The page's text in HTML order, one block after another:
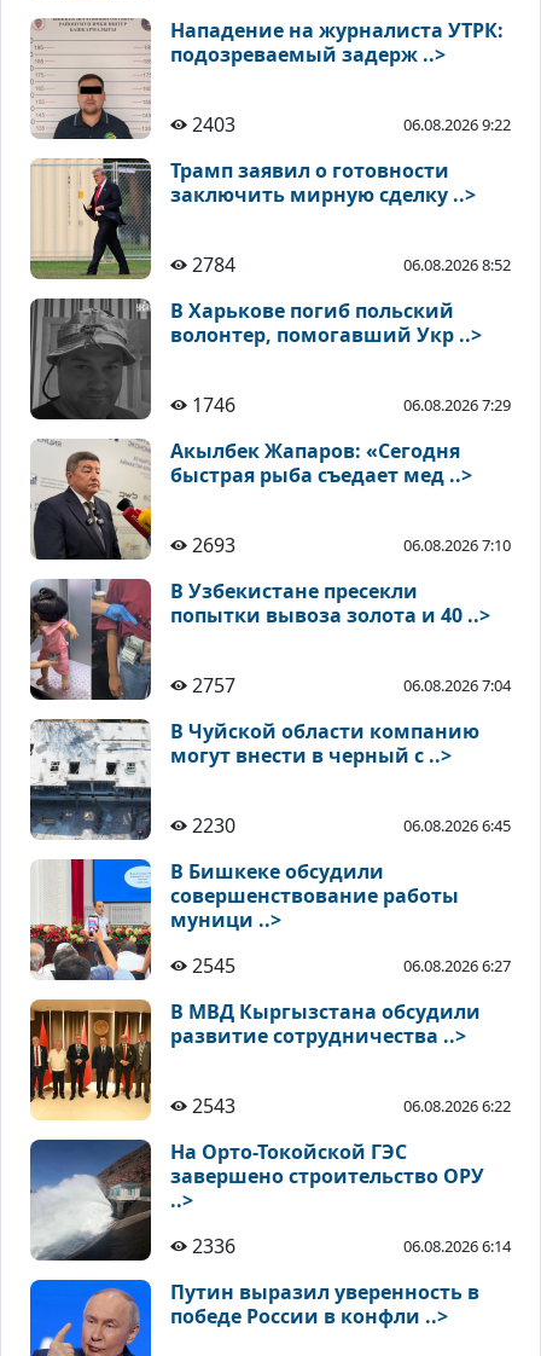
Нападение на журналиста УТРК:
подозреваемый задерж ..>
2403 06.08.2026 9:22
Трамп заявил о готовности
заключить мирную сделку ..>
2784 06.08.2026 8:52
В Харькове погиб польский
волонтер, помогавший Укр ..>
1746 06.08.2026 7:29
Акылбек Жапаров: «Сегодня
быстрая рыба съедает мед ..>
2693 06.08.2026 7:10
В Узбекистане пресекли
попытки вывоза золота и 40 ..>
2757 06.08.2026 7:04
В Чуйской области компанию
могут внести в черный с ..>
2230 06.08.2026 6:45
В Бишкеке обсудили
совершенствование работы
муници ..>
2545
06.08.2026 6:27
В МВД Кыргызстана обсудили
развитие сотрудничества ..>
2543 06.08.2026 6:22
На Орто-Токойской ГЭС
завершено строительство ОРУ
..>
2336
06.08.2026 6:14
Путин выразил уверенность в
победе России в конфли ..>